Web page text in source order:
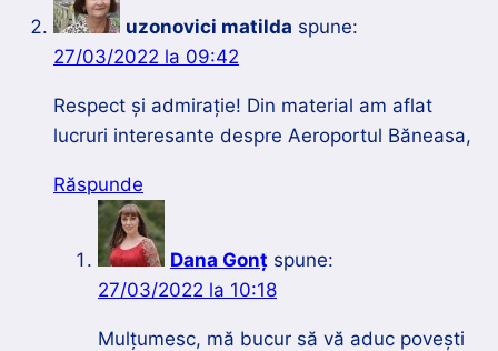
uzonovici matilda spune:
27/03/2022 la 09:42
Respect și admirație! Din material am aflat
lucruri interesante despre Aeroportul Băneasa,
Răspunde
Dana Gonț spune:
27/03/2022 la 10:18
Mulțumesc, mă bucur să vă aduc povești